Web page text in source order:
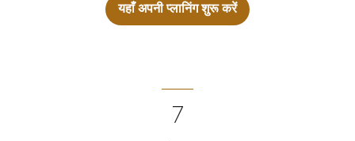
यहाँ अपनी प्लानिंग शुरू करें
7